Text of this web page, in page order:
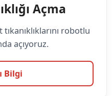
Açma
robotlu
açıyoruz.
Bilgi